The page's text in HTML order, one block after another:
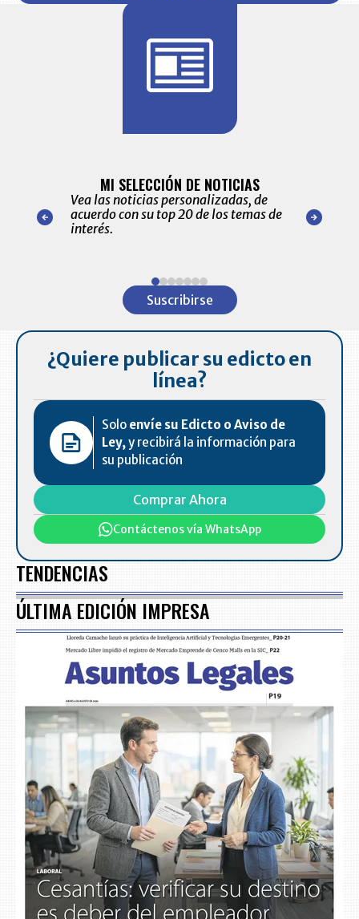
nuestro
para
MI SELECCIÓN DE NOTICIAS
Vea las noticias personalizadas, de
acuerdo con su top 20 de los temas de
interés.
de las
Suscribirse
¿Quiere publicar su edicto en
línea?
Solo envíe su Edicto o Aviso de
Ley,y recibirá la información para
su publicación
Comprar Ahora
Contáctenos vía WhatsApp
TENDENCIAS
ÚLTIMA EDICIÓN IMPRESA